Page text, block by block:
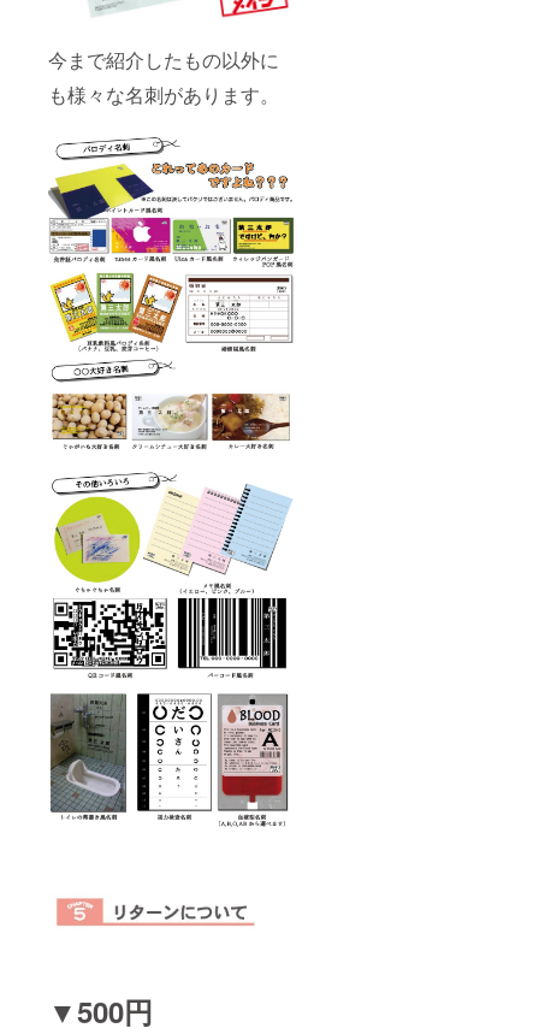
今まで紹介したもの以外に
も様々な名刺があります。
▼500円